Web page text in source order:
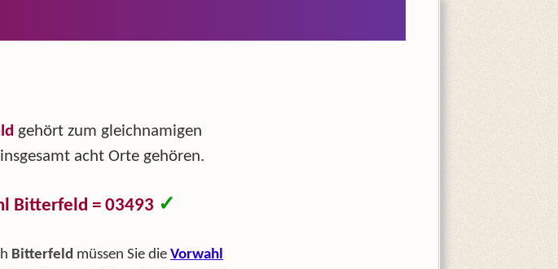
gehört zum gleichnamigen
acht Orte gehören.
Bitterfeld = 03493 ✓
Bitterfeld müssen Sie die Vorwahl